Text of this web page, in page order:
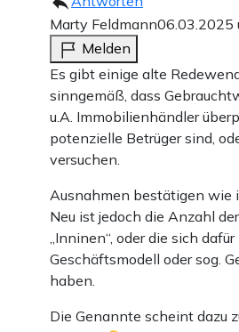
Marty Feldmann06.03.2025
Melden
Es gibt einige alte
sinngemäß, dass
u.A. Immobilienhändler
potenzielle Betrüger sind,
versuchen.
Ausnahmen bestätigen wie
Neu ist jedoch die Anzahl
„Inninen“, oder die sich
Geschäftsmodell oder sog.
haben.
Die Genannte scheint dazu